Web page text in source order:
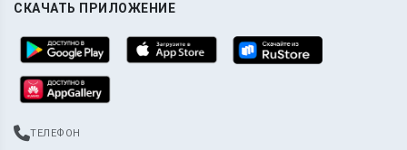
СКАЧАТЬ ПРИЛОЖЕНИЕ
ТЕЛЕФОН